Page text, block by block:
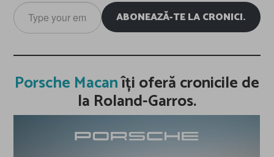
Type
your
email…
ABONEAZĂ-TE LA CRONICI.
Porsche Macanîți oferă cronicile de
la Roland-Garros.